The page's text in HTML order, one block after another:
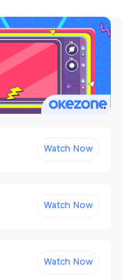
Watch Now
Watch Now
Watch Now